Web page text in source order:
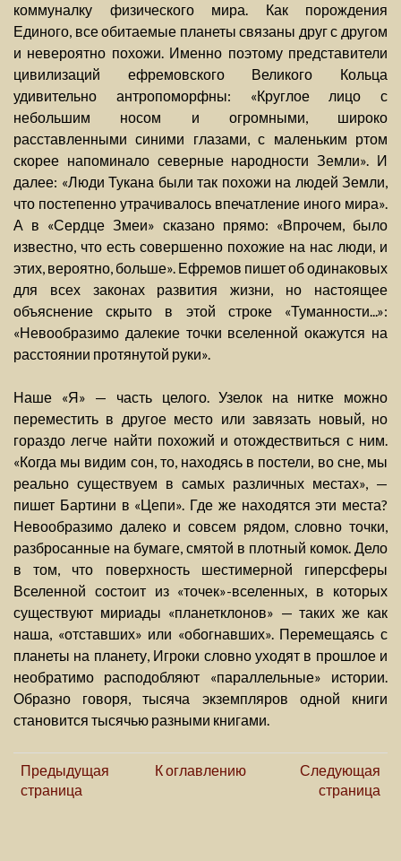
коммуналку физического мира. Как порождения
Единого, все обитаемые планеты связаны друг с другом
и невероятно похожи. Именно поэтому представители
цивилизаций ефремовского Великого Кольца
удивительно антропоморфны: «Круглое лицо с
небольшим носом и огромными, широко
расставленными синими глазами, с маленьким ртом
скорее напоминало северные народности Земли». И
далее: «Люди Тукана были так похожи на людей Земли,
что постепенно утрачивалось впечатление иного мира».
А в «Сердце Змеи» сказано прямо: «Впрочем, было
известно, что есть совершенно похожие на нас люди, и
этих, вероятно, больше». Ефремов пишет об одинаковых
для всех законах развития жизни, но настоящее
объяснение скрыто в этой строке «Туманности...»:
«Невообразимо далекие точки вселенной окажутся на
расстоянии протянутой руки».
Наше «Я» — часть целого. Узелок на нитке можно
переместить в другое место или завязать новый, но
гораздо легче найти похожий и отождествиться с ним.
«Когда мы видим сон, то, находясь в постели, во сне, мы
реально существуем в самых различных местах», —
пишет Бартини в «Цепи». Где же находятся эти места?
Невообразимо далеко и совсем рядом, словно точки,
разбросанные на бумаге, смятой в плотный комок. Дело
в том, что поверхность шестимерной гиперсферы
Вселенной состоит из «точек»-вселенных, в которых
существуют мириады «планетклонов» — таких же как
наша, «отставших» или «обогнавших». Перемещаясь с
планеты на планету, Игроки словно уходят в прошлое и
необратимо расподобляют «параллельные» истории.
Образно говоря, тысяча экземпляров одной книги
становится тысячью разными книгами.
Предыдущая
страница
К оглавлению
Следующая
страница